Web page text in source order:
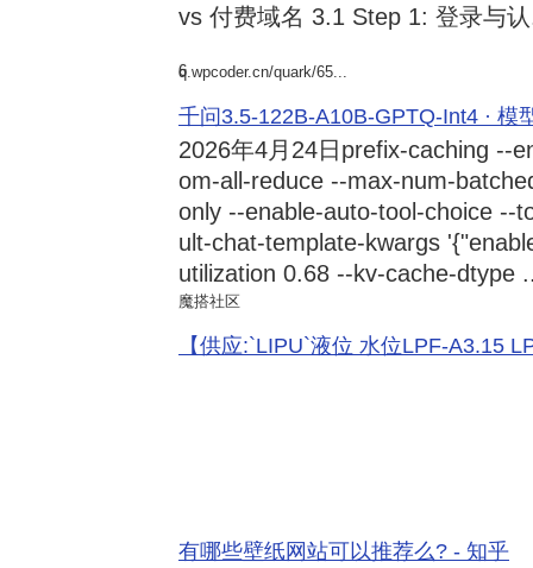
vs 付费域名 3.1 Step 1: 登录与
6
q.wpcoder.cn/quark/65...
千问3.5-122B-A10B-GPTQ-Int4 · 模
2026年4月24日 prefix-caching --
om-all-reduce --max-num-
only --enable-auto-tool-choice --
ult-chat-template-kwargs
utilization 0.68 --kv-cache-dtype
魔搭社区
【供应:`LIPU`液位 水位LPF-A3.15
有哪些壁纸网站可以推荐么? - 知乎